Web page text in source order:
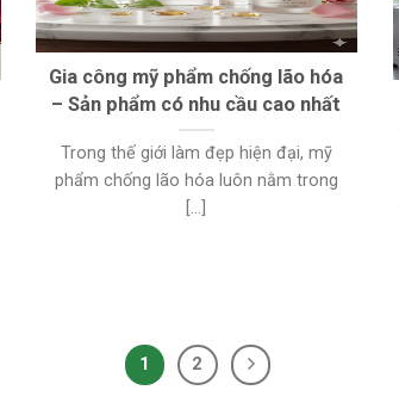
Gia công mỹ phẩm chống lão hóa
– Sản phẩm có nhu cầu cao nhất
Trong thế giới làm đẹp hiện đại, mỹ
phẩm chống lão hóa luôn nằm trong
[...]
1 2